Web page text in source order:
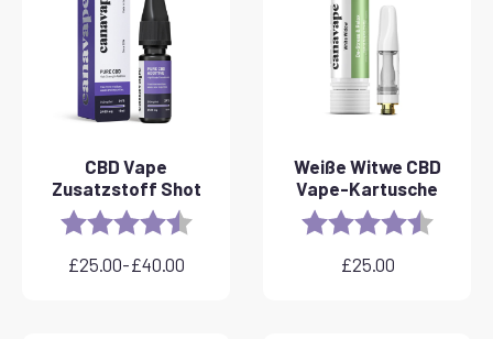
CBD Vape
Zusatzstoff Shot
Rating: 4.8 out of 5 stars
£25.00-£40.00
Preisspanne:
Weiße Witwe CBD
Vape-Kartusche
Rating: 4.6 out
£25.00